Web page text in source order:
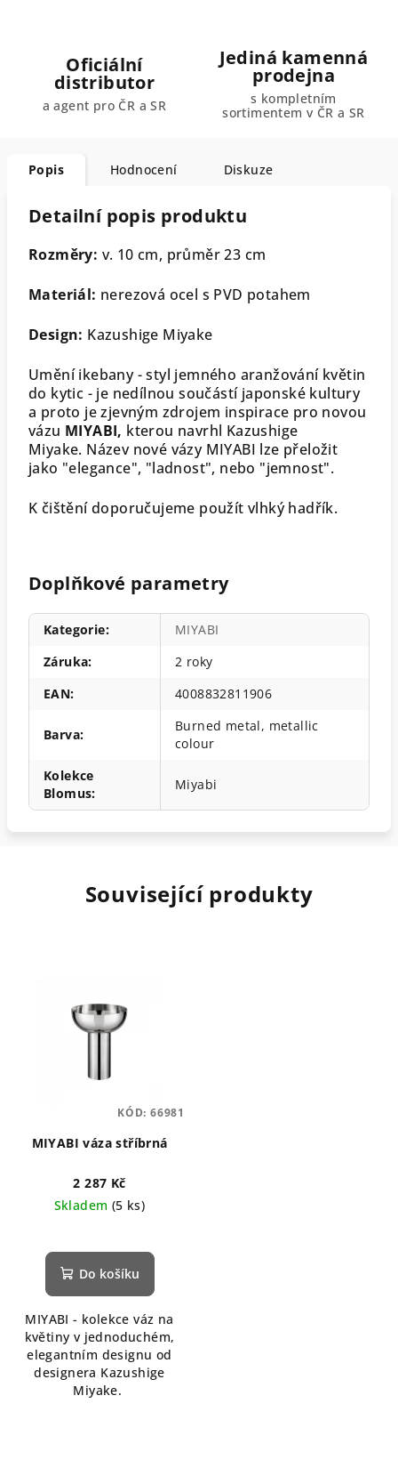
Oficiální
distributor
a agent pro ČR a SR
Jediná kamenná
prodejna
s kompletním
sortimentem v ČR a SR
Popis Hodnocení Diskuze
Detailní popis produktu
Rozměry: v. 10 cm, průměr 23 cm
Materiál: nerezová ocel s PVD potahem
Design: Kazushige Miyake
Umění ikebany - styl jemného aranžování květin
do kytic - je nedílnou součástí japonské kultury
a proto je zjevným zdrojem inspirace pro novou
vázu MIYABI, kterou navrhl Kazushige
Miyake. Název nové vázy MIYABI lze přeložit
jako "elegance", "ladnost", nebo "jemnost".
K čištění doporučujeme použít vlhký hadřík.
Doplňkové parametry
Kategorie:
MIYABI
Záruka:
2 roky
EAN: 4008832811906
Barva:
Burned metal, metallic
colour
Kolekce
Blomus:
Miyabi
Související produkty
MIYABI váza stříbrná
2 287 Kč
Skladem (5 ks)
Do košíku
MIYABI - kolekce váz na
květiny v jednoduchém,
elegantním designu od
designera Kazushige
Miyake.
KÓD: 66981